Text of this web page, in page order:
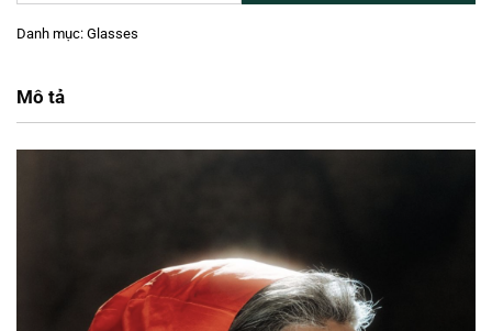
Danh mục: Glasses
Mô tả